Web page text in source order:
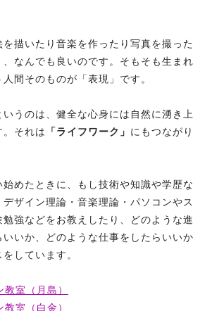
描いたり音楽を作ったり写真を撮った
、なんでも良いのです。そもそも生まれ
間そのものが「表現」です。
うのは、健全な心身には自然に湧き上
それは
「ライフワーク」 にもつながり
めたときに、もし技術や知識や学歴な
ザイン理論・音楽理論・パソコンやス
強などをお教えしたり、どのような進
いか、どのような仕事をしたらいいか
しています。
室（月島）
室（白金）